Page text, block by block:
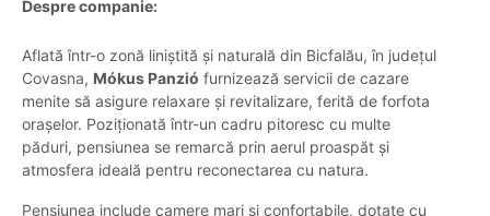
Despre companie:
Aflată într-o zonă liniștită și naturală din Bicfalău, în județul
Covasna, Mókus Panzió furnizează servicii de cazare
menite să asigure relaxare și revitalizare, ferită de forfota
orașelor. Poziționată într-un cadru pitoresc cu multe
păduri, pensiunea se remarcă prin aerul proaspăt și
atmosfera ideală pentru reconectarea cu natura.
Pensiunea include camere mari și confortabile, dotate cu